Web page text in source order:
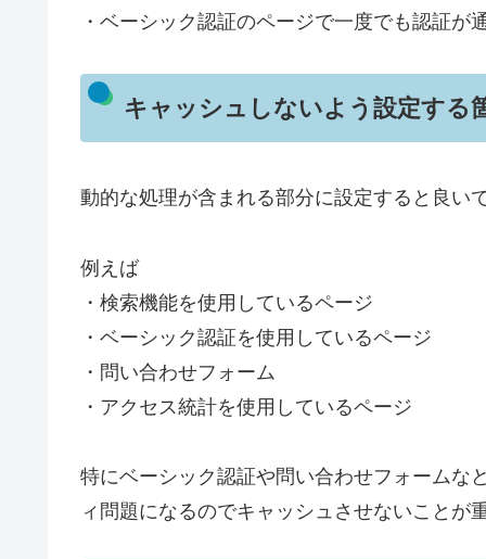
・ベーシック認証のページで一度でも認証が
キャッシュしないよう設定する
動的な処理が含まれる部分に設定すると良い
例えば
・検索機能を使用しているページ
・ベーシック認証を使用しているページ
・問い合わせフォーム
・アクセス統計を使用しているページ
特にベーシック認証や問い合わせフォームな
ィ問題になるのでキャッシュさせないことが